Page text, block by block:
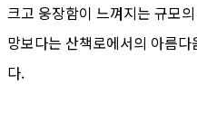
크고 웅장함이 느껴지는 규모
망보다는 산책로에서의 아름
다.